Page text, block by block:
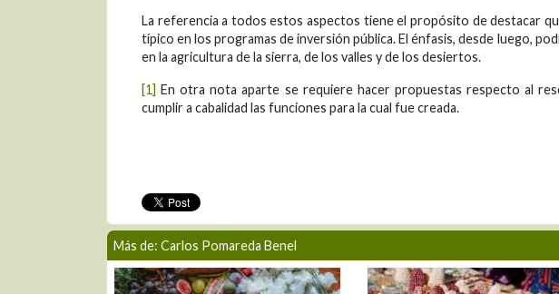
La referencia a todos estos aspectos tiene el propósito de destacar
típico en los programas de inversión pública. El énfasis, desde luego,
en la agricultura de la sierra, de los valles y de los desiertos.
[1] En otra nota aparte se requiere hacer propuestas respecto al
cumplir a cabalidad las funciones para la cual fue creada.
Más de: Carlos Pomareda Benel